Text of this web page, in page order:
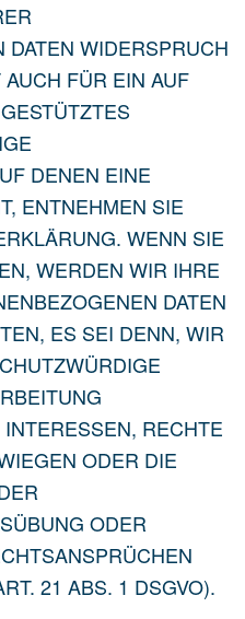
WIDERSPRUCH
FÜR EIN AUF
DENEN EINE
ENTNEHMEN SIE
WENN SIE
WERDEN WIR IHRE
DATEN
ES SEI DENN, WIR
RECHTE
ODER DIE
ODER
21 ABS. 1 DSGVO).